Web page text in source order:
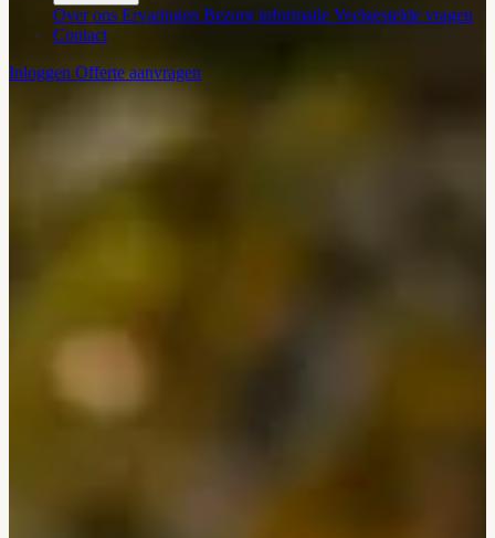
Over ons Ervaringen Bezorg informatie Veelgestelde vragen
Contact
Inloggen Offerte aanvragen